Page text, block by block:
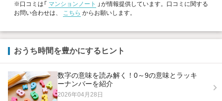
※口コミは「 マンションノート
」が情報提供しています。口コミに関する
お問い合わせは、 こちら からお願いします。
おうち時間を豊かにするヒント
数字の意味を読み解く！0～9の意味とラッキ
ーナンバーを紹介
2026年04月28日